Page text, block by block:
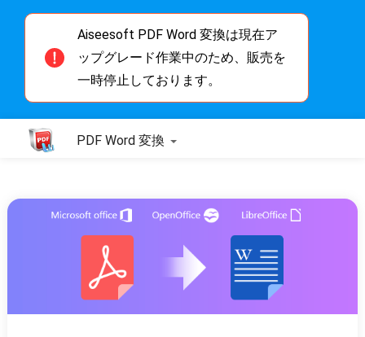
Aiseesoft PDF Word 変換は現在ア
ップグレード作業中のため、販売を
一時停止しております。
PDF Word 変換